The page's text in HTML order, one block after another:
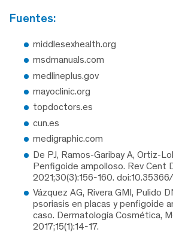
fuentes:
middlesexhealth.org
msdmanuals.com
medlineplus.gov
mayoclinic.org
topdoctors.es
cun.es
medigraphic.com
De PJ, Ramos-Garibay A, Ortiz-
Penfigoide ampolloso. Rev Cent
2021;30(3):156-160.
Vázquez AG, Rivera GMI, Pulido
psoriasis en placas y penfigoide
caso. Dermatología Cosmética,
2017;15(1):14-17.